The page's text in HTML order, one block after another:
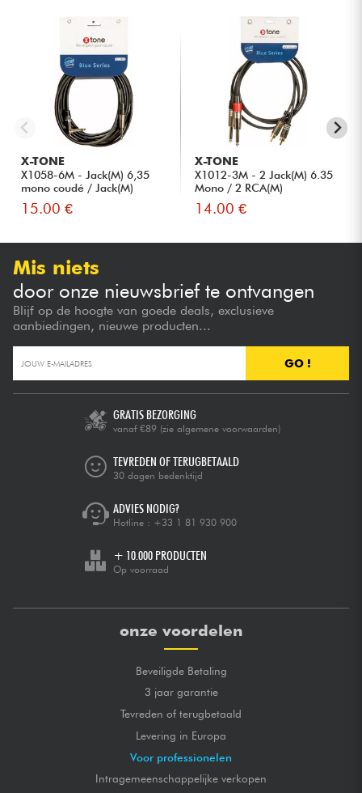
X-TONE
X1058-6M - Jack(M) 6,35
mono coudé / Jack(M)
6,35...
15.00 €
X-TONE
X1012-3M - 2 Jack(M) 6.35
Mono / 2 RCA(M)
14.00 €
Mis niets
door onze nieuwsbrief te ontvangen
Blijf op de hoogte van goede deals, exclusieve
aanbiedingen, nieuwe producten...
GO !
GRATIS BEZORGING
vanaf €89 (zie algemene voorwaarden)
TEVREDEN OF TERUGBETAALD
30 dagen bedenktijd
ADVIES NODIG?
Hotline : +33 1 81 930 900
+ 10.000 PRODUCTEN
Op voorraad
onze voordelen
Beveiligde Betaling
3 jaar garantie
Tevreden of terugbetaald
Levering in Europa
Voor professionelen
Intragemeenschappelijke verkopen